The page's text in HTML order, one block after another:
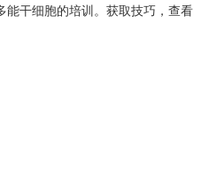
能干细胞的培训。获取技巧，查看